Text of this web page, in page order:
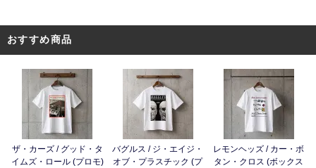
おすすめ商品
ザ・カーズ / グッド・タ
イムズ・ロール (プロモ)
バグルス / ジ・エイジ・
オブ・プラスチック (プ
レモンヘッズ / カー・ボ
タン・クロス (ボックス